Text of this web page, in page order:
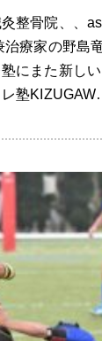
整骨院、、
治療家の野
にまた新し
塾